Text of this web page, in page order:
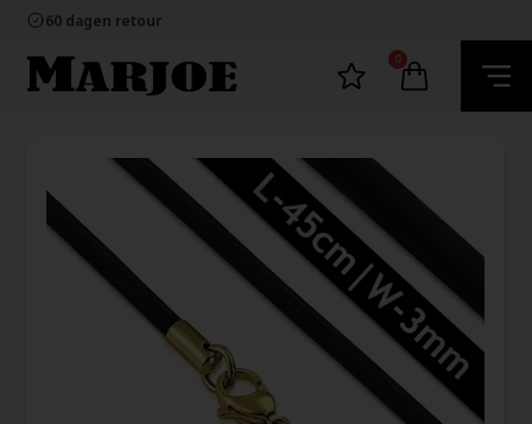
60 dagen retour
Ecommerce Europe
100% nikkelvrij sieraden
60 dagen retour
0